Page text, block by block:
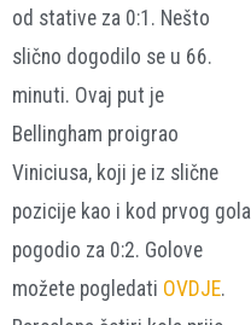
od stative za 0:1. Nešto
slično dogodilo se u 66.
minuti. Ovaj put je
Bellingham proigrao
Viniciusa, koji je iz slične
pozicije kao i kod prvog gola
pogodio za 0:2. Golove
možete pogledati OVDJE.